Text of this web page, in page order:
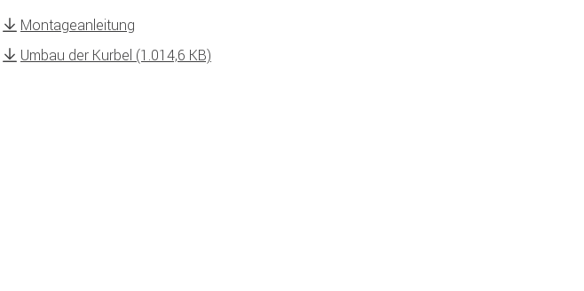
Montageanleitung
Umbau der Kurbel (1.014,6 KB)